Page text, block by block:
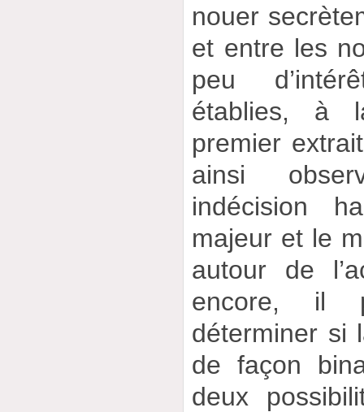
nouer
et entre les
peu
établies, à
premier
ainsi
indécision
majeur et le
autour de
encore, il
déterminer si
de façon
deux